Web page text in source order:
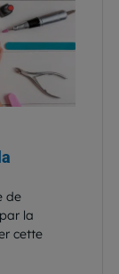
de
la
cette